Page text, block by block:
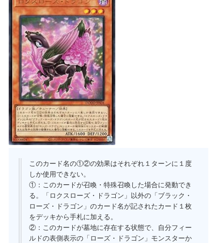
このカード名の①②の効果はそれぞれ１ターンに１度
しか使用できない。
①：このカードが召喚・特殊召喚した場合に発動でき
る。「ロクスローズ・ドラゴン」以外の「ブラック・
ローズ・ドラゴン」のカード名が記されたカード１枚
をデッキから手札に加える。
②：このカードが墓地に存在する状態で、自分フィー
ルドの表側表示の「ローズ・ドラゴン」モンスターか